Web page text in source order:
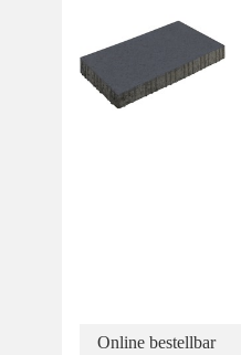
Online bestellbar